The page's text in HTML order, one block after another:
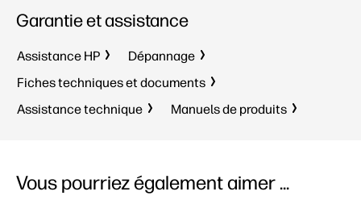
Garantie et assistance
Assistance HP
Dépannage
Fiches techniques et documents
Assistance technique
Manuels de produits
Vous pourriez également aimer ...